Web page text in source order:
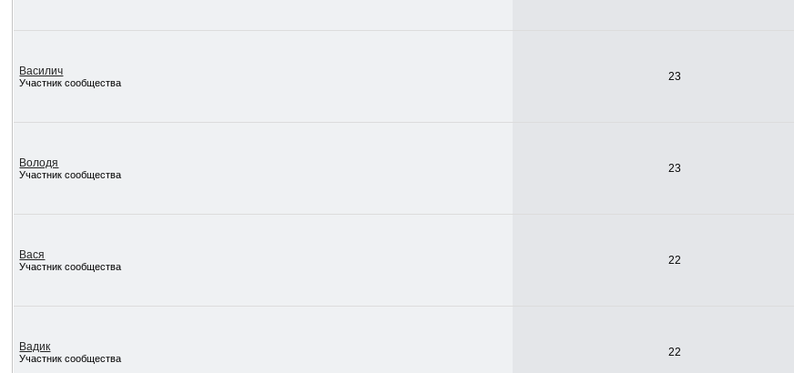
Василич
Участник сообщества 23
Володя
Участник сообщества 23
Вася
Участник сообщества 22
Вадик
Участник сообщества 22